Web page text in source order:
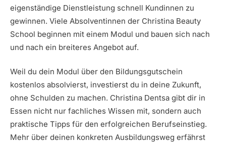
eigenständige Dienstleistung schnell Kundinnen zu
gewinnen. Viele Absolventinnen der Christina Beauty
School beginnen mit einem Modul und bauen sich nach
und nach ein breiteres Angebot auf.
Weil du dein Modul über den Bildungsgutschein
kostenlos absolvierst, investierst du in deine Zukunft,
ohne Schulden zu machen. Christina Dentsa gibt dir in
Essen nicht nur fachliches Wissen mit, sondern auch
praktische Tipps für den erfolgreichen Berufseinstieg.
Mehr über deinen konkreten Ausbildungsweg erfährst